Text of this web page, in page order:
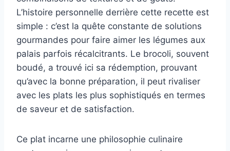
L’histoire personnelle derrière cette recette est
simple : c’est la quête constante de solutions
gourmandes pour faire aimer les légumes aux
palais parfois récalcitrants. Le brocoli, souvent
boudé, a trouvé ici sa rédemption, prouvant
qu’avec la bonne préparation, il peut rivaliser
avec les plats les plus sophistiqués en termes
de saveur et de satisfaction.
Ce plat incarne une philosophie culinaire